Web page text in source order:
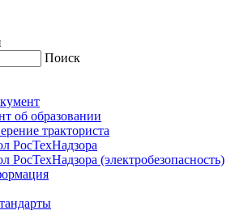
Поиск
об образовании
тракториста
РосТехНадзора
РосТехНадзора (электробезопасность)